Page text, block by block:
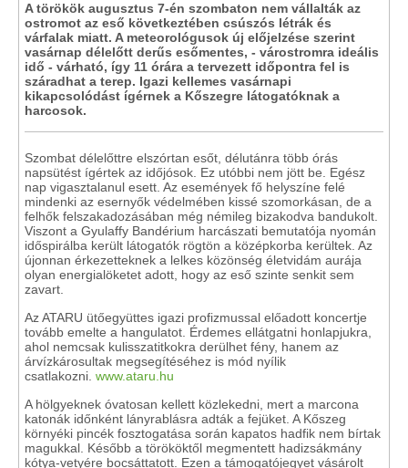
A törökök augusztus 7-én szombaton nem vállalták az
ostromot az eső következtében csúszós létrák és
várfalak miatt. A meteorológusok új előjelzése szerint
vasárnap délelőtt derűs esőmentes, - várostromra ideális
idő - várható, így 11 órára a tervezett időpontra fel is
száradhat a terep. Igazi kellemes vasárnapi
kikapcsolódást ígérnek a Kőszegre látogatóknak a
harcosok.
Szombat délelőttre elszórtan esőt, délutánra több órás
napsütést ígértek az időjósok. Ez utóbbi nem jött be. Egész
nap vigasztalanul esett. Az események fő helyszíne felé
mindenki az esernyők védelmében kissé szomorkásan, de a
felhők felszakadozásában még némileg bizakodva bandukolt.
Viszont a Gyulaffy Bandérium harcászati bemutatója nyomán
időspirálba került látogatók rögtön a középkorba kerültek. Az
újonnan érkezetteknek a lelkes közönség életvidám aurája
olyan energialöketet adott, hogy az eső szinte senkit sem
zavart.
Az ATARU ütőegyüttes igazi profizmussal előadott koncertje
tovább emelte a hangulatot. Érdemes ellátgatni honlapjukra,
ahol nemcsak kulisszatitkokra derülhet fény, hanem az
árvízkárosultak megsegítéséhez is mód nyílik
csatlakozni. www.ataru.hu
A hölgyeknek óvatosan kellett közlekedni, mert a marcona
katonák időnként lányrablásra adták a fejüket. A Kőszeg
környéki pincék fosztogatása során kapatos hadfik nem bírtak
magukkal. Később a törököktől megmentett hadizsákmány
kótya-vetyére bocsáttatott. Ezen a támogatójegyet vásárolt